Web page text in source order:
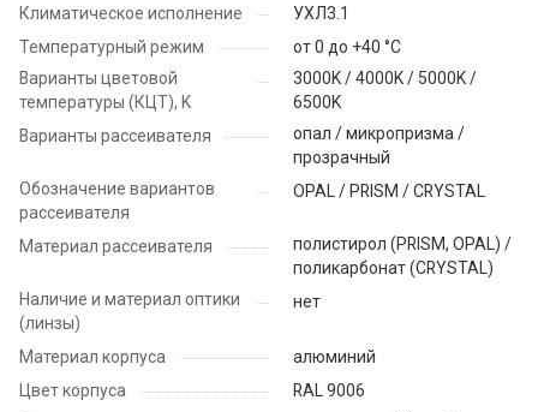
Климатическое исполнение
УХЛ3.1
Температурный режим
от 0 до +40 °C
Варианты цветовой
температуры (КЦТ), K
3000K / 4000K / 5000K /
6500K
Варианты рассеивателя
опал / микропризма /
прозрачный
Обозначение вариантов
рассеивателя
OPAL / PRISM / CRYSTAL
Материал рассеивателя
полистирол (PRISM, OPAL) /
поликарбонат (CRYSTAL)
Наличие и материал оптики
(линзы)
нет
Материал корпуса
алюминий
Цвет корпуса
RAL 9006